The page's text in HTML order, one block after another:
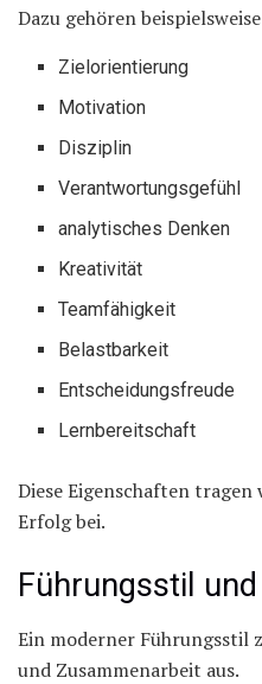
Dazu gehören
Zielorientierung
Motivation
Disziplin
Verantwortungsgefühl
analytisches Denken
Kreativität
Teamfähigkeit
Belastbarkeit
Entscheidungsfreude
Lernbereitschaft
Diese Eigenschaften
Erfolg bei.
Führungsstil
Ein moderner Führungsstil
und Zusammenarbeit aus.